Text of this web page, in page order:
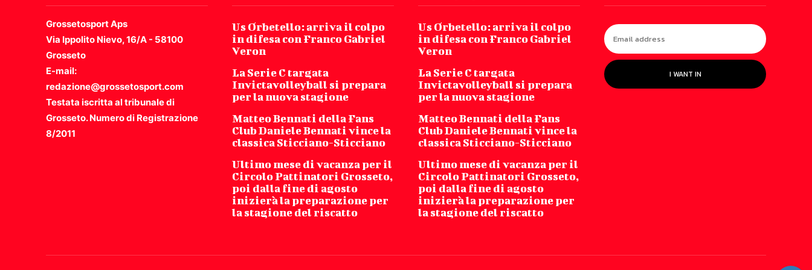
Grossetosport Aps
Via Ippolito Nievo, 16/A - 58100
Grosseto
E-mail:
redazione@grossetosport.com
Testata iscritta al tribunale di
Grosseto. Numero di Registrazione
8/2011
Us Orbetello: arriva il colpo
in difesa con Franco Gabriel
Veron
La Serie C targata
Invictavolleyball si prepara
per la nuova stagione
Matteo Bennati della Fans
Club Daniele Bennati vince la
classica Sticciano-Sticciano
Ultimo mese di vacanza per il
Circolo Pattinatori Grosseto,
poi dalla fine di agosto
inizierà la preparazione per
la stagione del riscatto
Us Orbetello: arriva il colpo
in difesa con Franco Gabriel
Veron
La Serie C targata
Invictavolleyball si prepara
per la nuova stagione
Matteo Bennati della Fans
Club Daniele Bennati vince la
classica Sticciano-Sticciano
Ultimo mese di vacanza per il
Circolo Pattinatori Grosseto,
poi dalla fine di agosto
inizierà la preparazione per
la stagione del riscatto
I WANT IN